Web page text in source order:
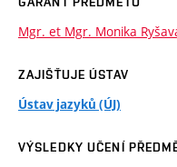
Mgr. et Mgr. Monika
ZAJIŠŤUJE ÚSTAV
Ústav jazyků (ÚJ)
VÝSLEDKY UČENÍ